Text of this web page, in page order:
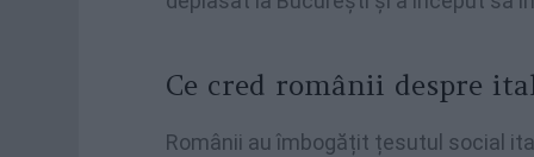
Ce cred românii despre
Românii au îmbogățit țesutul social